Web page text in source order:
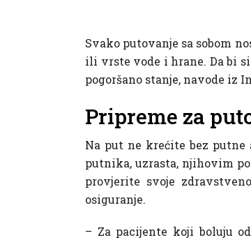
Svako putovanje sa sobom
ili vrste vode i hrane. Da bi
pogoršano stanje, navode iz
Pripreme za
Na put ne krećite bez
putnika, uzrasta, njihovim
provjerite svoje
osiguranje.
– Za pacijente koji boluju